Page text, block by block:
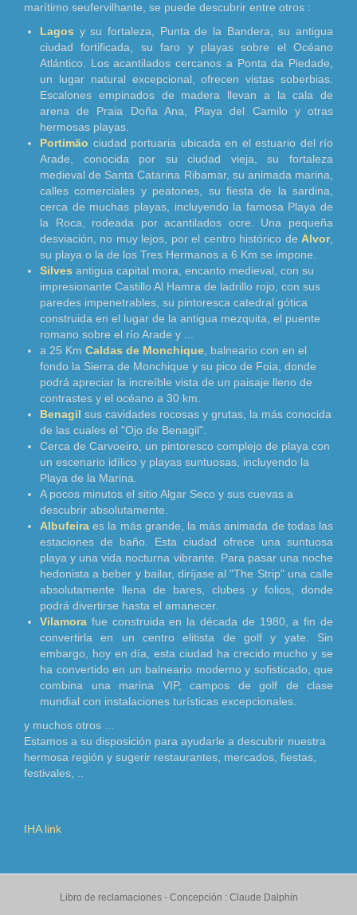
marítimo seufervilhante, se puede descubrir entre otros :
Lagos y su fortaleza, Punta de la Bandera, su antigua
ciudad fortificada, su faro y playas sobre el Océano
Atlántico. Los acantilados cercanos a Ponta da Piedade,
un lugar natural excepcional, ofrecen vistas soberbias.
Escalones empinados de madera llevan a la cala de
arena de Praia Doña Ana, Playa del Camilo y otras
hermosas playas.
Portimão ciudad portuaria ubicada en el estuario del río
Arade, conocida por su ciudad vieja, su fortaleza
medieval de Santa Catarina Ribamar, su animada marina,
calles comerciales y peatones, su fiesta de la sardina,
cerca de muchas playas, incluyendo la famosa Playa de
la Roca, rodeada por acantilados ocre. Una pequeña
desviación, no muy lejos, por el centro histórico de Alvor,
su playa o la de los Tres Hermanos a 6 Km se impone.
Silves antigua capital mora, encanto medieval, con su
impresionante Castillo Al Hamra de ladrillo rojo, con sus
paredes impenetrables, su pintoresca catedral gótica
construida en el lugar de la antigua mezquita, el puente
romano sobre el río Arade y ...
a 25 Km Caldas de Monchique , balneario con en el
fondo la Sierra de Monchique y su pico de Foia, donde
podrá apreciar la increíble vista de un paisaje lleno de
contrastes y el océano a 30 km.
Benagil sus cavidades rocosas y grutas, la más conocida
de las cuales el "Ojo de Benagil".
Cerca de Carvoeiro, un pintoresco complejo de playa con
un escenario idílico y playas suntuosas, incluyendo la
Playa de la Marina.
A pocos minutos el sitio Algar Seco y sus cuevas a
descubrir absolutamente.
Albufeira es la más grande, la más animada de todas las
estaciones de baño. Esta ciudad ofrece una suntuosa
playa y una vida nocturna vibrante. Para pasar una noche
hedonista a beber y bailar, diríjase al "The Strip" una calle
absolutamente llena de bares, clubes y folios, donde
podrá divertirse hasta el amanecer.
Vilamora fue construida en la década de 1980, a fin de
convertirla en un centro elitista de golf y yate. Sin
embargo, hoy en día, esta ciudad ha crecido mucho y se
ha convertido en un balneario moderno y sofisticado, que
combina una marina VIP, campos de golf de clase
mundial con instalaciones turísticas excepcionales.
y muchos otros ...
Estamos a su disposición para ayudarle a descubrir nuestra
hermosa región y sugerir restaurantes, mercados, fiestas,
festivales, ..
IHA link
Libro de reclamaciones- Concepción : Claude Dalphin